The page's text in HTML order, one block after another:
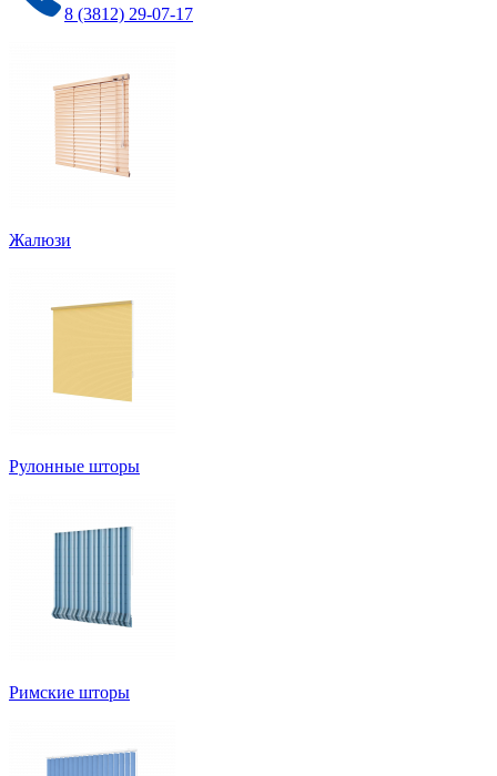
8 (3812) 29-07-17
Жалюзи
Рулонные шторы
Римские шторы